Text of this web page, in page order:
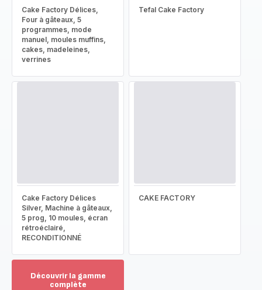
Cake Factory Délices,
Four à gâteaux, 5
programmes, mode
manuel, moules muffins,
cakes, madeleines,
verrines
Tefal Cake Factory
Cake Factory Délices
Silver, Machine à gâteaux,
5 prog, 10 moules, écran
rétroéclairé,
RECONDITIONNÉ
CAKE FACTORY
Découvrir la gamme
complète